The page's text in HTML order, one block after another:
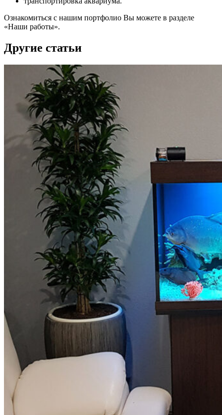
Ознакомиться с нашим портфолио Вы можете в разделе
«Наши работы».
Другие статьи